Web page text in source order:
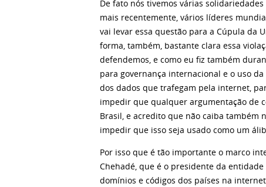
De fato nós tivemos várias
mais recentemente, vários líderes
vai levar essa questão para a Cúpula da
forma, também, bastante clara essa
defendemos, e como eu fiz também
para governança internacional e o uso
dos dados que trafegam pela internet,
impedir que qualquer argumentação de
Brasil, e acredito que não caiba também
impedir que isso seja usado como um
Por isso que é tão importante o marco
Chehadé, que é o presidente da
domínios e códigos dos países na